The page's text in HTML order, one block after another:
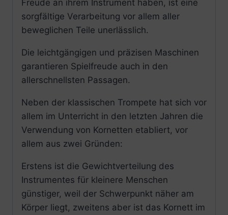
Freude an ihrem Instrument haben, ist eine
sorgfältige Verarbeitung vor allem aller
beweglichen Teile unerlässlich.
Die leichtgängigen und präzisen Maschinen
garantieren Spielfreude auch in den
allerschnellsten Passagen.
Neben der klassischen Trompete hat sich vor
allem im Unterricht in den letzten Jahren die
Verwendung von Kornetten etabliert, vor
allem aus zwei Gründen:
Erstens ist die Gewichtverteilung des
Instrumentes für kleinere Menschen
günstiger, weil der Schwerpunkt näher am
Körper liegt, zweitens aber ist das Kornett im